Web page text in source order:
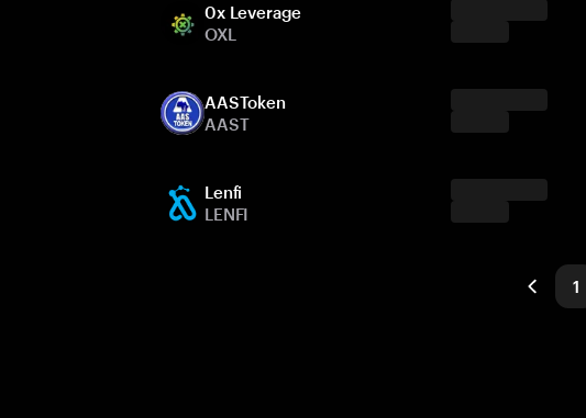
0x Leverage
OXL
AASToken
AAST
Lenfi
LENFI
1